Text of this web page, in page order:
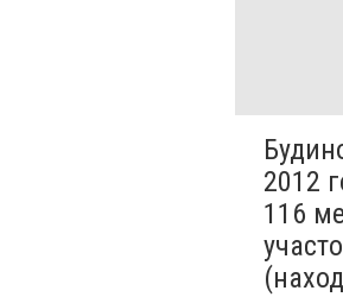
2012
116